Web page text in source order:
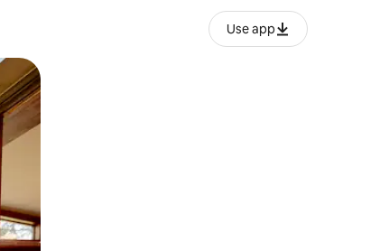
Use app